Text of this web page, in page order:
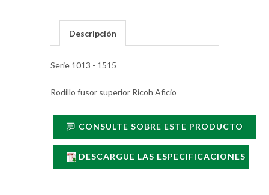
Descripción
Serie 1013 - 1515
Rodillo fusor superior Ricoh Aficio
CONSULTE SOBRE ESTE PRODUCTO
DESCARGUE LAS ESPECIFICACIONES